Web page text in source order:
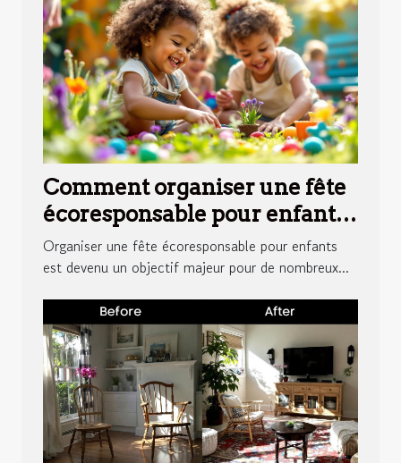
Comment organiser une fête
écoresponsable pour enfants
?
Organiser une fête écoresponsable pour enfants
est devenu un objectif majeur pour de nombreux...